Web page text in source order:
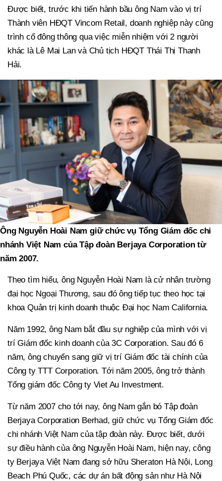
Được biết, trước khi tiến hành bầu ông Nam vào vị trí
Thành viên HĐQT Vincom Retail, doanh nghiệp này cũng
trình cổ đông thông qua việc miễn nhiệm với 2 người
khác là Lê Mai Lan và Chủ tịch HĐQT Thái Thị Thanh
Hải.
Ông Nguyễn Hoài Nam giữ chức vụ Tổng Giám đốc chi
nhánh Việt Nam của Tập đoàn Berjaya Corporation từ
năm 2007.
Theo tìm hiểu, ông Nguyễn Hoài Nam là cử nhân trường
đại học Ngoại Thương, sau đó ông tiếp tục theo học tại
khoa Quản trị kinh doanh thuộc Đại học Nam California.
Năm 1992, ông Nam bắt đầu sự nghiệp của mình với vị
trí Giám đốc kinh doanh của 3C Corporation. Sau đó 6
năm, ông chuyển sang giữ vị trí Giám đốc tài chính của
Công ty TTT Corporation. Tới năm 2005, ông trở thành
Tổng giám đốc Công ty Viet Au Investment.
Từ năm 2007 cho tới nay, ông Nam gắn bó Tập đoàn
Berjaya Corporation Berhad, giữ chức vụ Tổng Giám đốc
chi nhánh Việt Nam của tập đoàn này. Được biết, dưới
sự điều hành của ông Nguyễn Hoài Nam, hiện nay, công
ty Berjaya Việt Nam đang sở hữu Sheraton Hà Nội, Long
Beach Phú Quốc, các dự án bất động sản như Hà Nội